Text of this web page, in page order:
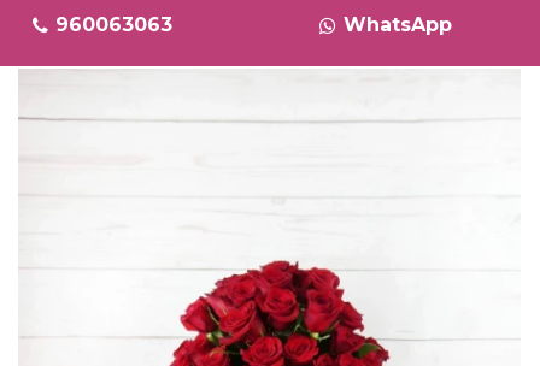
960063063 WhatsApp